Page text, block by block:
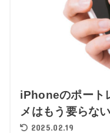
iPhoneのポート
メはもう要らな
2025.02.19